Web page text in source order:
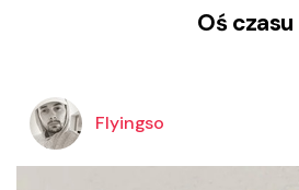
Oś czasu
Flyingso